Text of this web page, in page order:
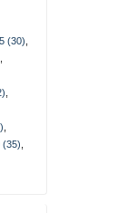
(30)
(35)